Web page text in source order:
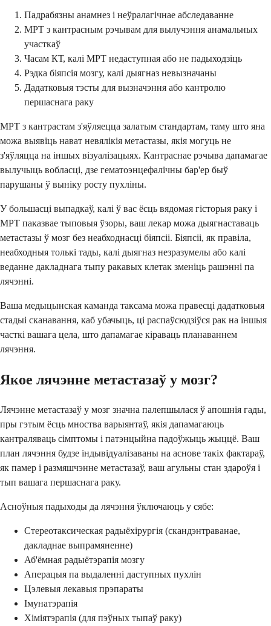
Падрабязны анамнез і неўралагічнае абследаванне
МРТ з кантрасным рэчывам для вылучэння анамальных
участкаў
Часам КТ, калі МРТ недаступная або не падыходзіць
Рэдка біяпсія мозгу, калі дыягназ невызначаны
Дадатковыя тэсты для вызначэння або кантролю
першаснага раку
МРТ з кантрастам з'яўляецца залатым стандартам, таму што яна
можа выявіць нават невялікія метастазы, якія могуць не
з'яўляцца на іншых візуалізацыях. Кантраснае рэчыва дапамагае
вылучыць вобласці, дзе гематоэнцефалічны бар'ер быў
парушаны ў выніку росту пухліны.
У большасці выпадкаў, калі ў вас ёсць вядомая гісторыя раку і
МРТ паказвае тыповыя ўзоры, ваш лекар можа дыягнаставаць
метастазы ў мозг без неабходнасці біяпсіі. Біяпсіі, як правіла,
неабходныя толькі тады, калі дыягназ незразумелы або калі
веданне дакладнага тыпу ракавых клетак зменіць рашэнні па
лячэнні.
Ваша медыцынская каманда таксама можа правесці дадатковыя
стадыі сканавання, каб убачыць, ці распаўсюдзіўся рак на іншыя
часткі вашага цела, што дапамагае кіраваць планаваннем
лячэння.
Якое лячэнне метастазаў у мозг?
Лячэнне метастазаў у мозг значна палепшылася ў апошнія гады,
пры гэтым ёсць мноства варыянтаў, якія дапамагаюць
кантраляваць сімптомы і патэнцыйна падоўжыць жыццё. Ваш
план лячэння будзе індывідуалізаваны на аснове такіх фактараў,
як памер і размяшчэнне метастазаў, ваш агульны стан здароўя і
тып вашага першаснага раку.
Асноўныя падыходы да лячэння ўключаюць у сябе:
Стереотаксическая радыёхірургія (скандэнтраванае,
дакладнае выпрамяненне)
Аб'ёмная радыётэрапія мозгу
Аперацыя па выдаленні даступных пухлін
Цэлевыя лекавыя прэпараты
Імунатэрапія
Хіміятэрапія (для пэўных тыпаў раку)